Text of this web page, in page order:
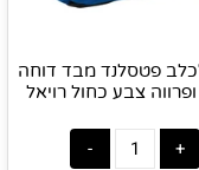
פטסלנד מבד דוחה
ופרווה צבע כחול רויאל